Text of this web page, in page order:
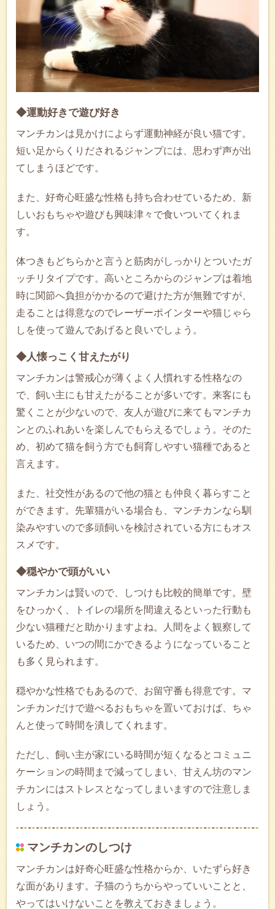
◆運動好きで遊び好き
マンチカンは見かけによらず運動神経が良い猫です。
短い足からくりだされるジャンプには、思わず声が出
てしまうほどです。
また、好奇心旺盛な性格も持ち合わせているため、新
しいおもちゃや遊びも興味津々で食いついてくれま
す。
体つきもどちらかと言うと筋肉がしっかりとついたガ
ッチリタイプです。高いところからのジャンプは着地
時に関節へ負担がかかるので避けた方が無難ですが、
走ることは得意なのでレーザーポインターや猫じゃら
しを使って遊んであげると良いでしょう。
◆人懐っこく甘えたがり
マンチカンは警戒心が薄くよく人慣れする性格なの
で、飼い主にも甘えたがることが多いです。来客にも
驚くことが少ないので、友人が遊びに来てもマンチカ
ンとのふれあいを楽しんでもらえるでしょう。そのた
め、初めて猫を飼う方でも飼育しやすい猫種であると
言えます。
また、社交性があるので他の猫とも仲良く暮らすこと
ができます。先輩猫がいる場合も、マンチカンなら馴
染みやすいので多頭飼いを検討されている方にもオス
スメです。
◆穏やかで頭がいい
マンチカンは賢いので、しつけも比較的簡単です。壁
をひっかく、トイレの場所を間違えるといった行動も
少ない猫種だと助かりますよね。人間をよく観察して
いるため、いつの間にかできるようになっていること
も多く見られます。
穏やかな性格でもあるので、お留守番も得意です。マ
ンチカンだけで遊べるおもちゃを置いておけば、ちゃ
んと使って時間を潰してくれます。
ただし、飼い主が家にいる時間が短くなるとコミュニ
ケーションの時間まで減ってしまい、甘えん坊のマン
チカンにはストレスとなってしまいますので注意しま
しょう。
マンチカンのしつけ
マンチカンは好奇心旺盛な性格からか、いたずら好き
な面があります。子猫のうちからやっていいことと、
やってはいけないことを教えておきましょう。